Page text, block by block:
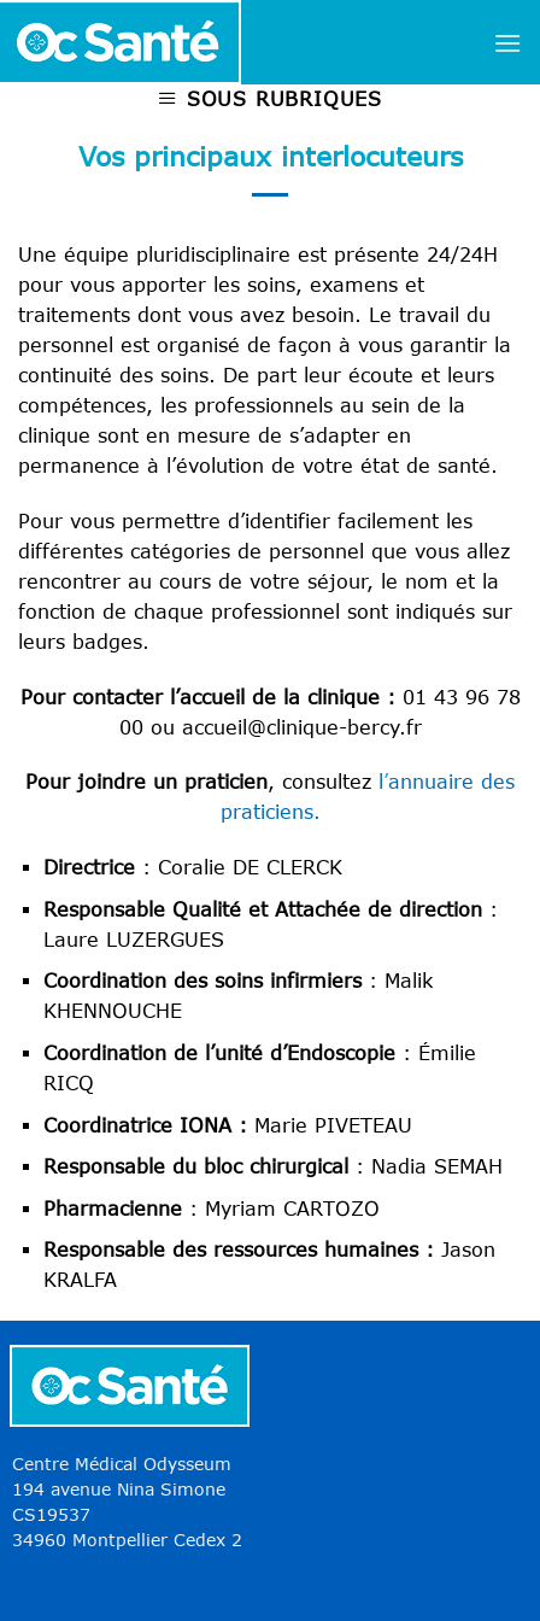
au
SOUS RUBRIQUES
Vos principaux interlocuteurs
Une équipe pluridisciplinaire est présente 24/24H
pour vous apporter les soins, examens et
traitements dont vous avez besoin. Le travail du
personnel est organisé de façon à vous garantir la
continuité des soins. De part leur écoute et leurs
compétences, les professionnels au sein de la
clinique sont en mesure de s’adapter en
permanence à l’évolution de votre état de santé.
Pour vous permettre d’identifier facilement les
différentes catégories de personnel que vous allez
rencontrer au cours de votre séjour, le nom et la
fonction de chaque professionnel sont indiqués sur
leurs badges.
Pour contacter l’accueil de la clinique : 01 43 96 78
00 ou accueil@clinique-bercy.fr
Pour joindre un praticien, consultez ’annuaire des
praticiens.
Directrice: Coralie DE CLERCK
Responsable Qualité et Attachée de direction:
Laure LUZERGUES
Coordination des soins infirmiers: Malik
KHENNOUCHE
Coordination de l’unité d’Endoscopie: Émilie
RICQ
Coordinatrice IONA : Marie PIVETEAU
Responsable du bloc chirurgical
: Nadia SEMAH
Pharmacienne: Myriam CARTOZO
Responsable des ressources humaines : Jason
KRALFA
Centre Médical Odysseum
194 avenue Nina Simone
CS19537
34960 Montpellier Cedex 2